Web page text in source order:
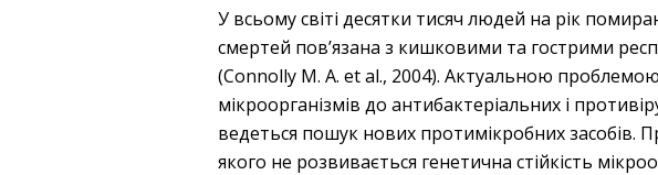
У всьому світі десятки тисяч людей на рік
смертей пов’язана з кишковими та гострими
(Connolly M. A. et al., 2004). Актуальною
мікроорганізмів до антибактеріальних і
ведеться пошук нових протимікробних
якого не розвивається генетична стійкість